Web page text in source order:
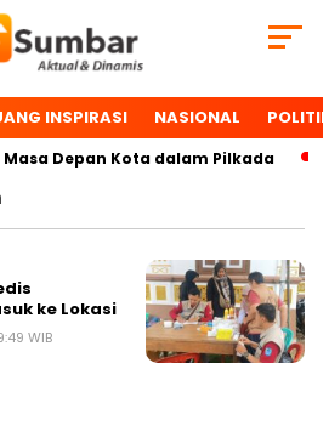
INSPIRASI NASIONAL
Depan Kota dalam Pilkada
ke Lokasi
WIB